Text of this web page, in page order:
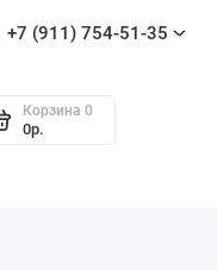
+7 (911) 754-51-35
Корзина 0
0р.